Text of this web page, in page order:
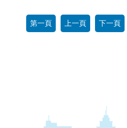
第一頁 上一頁 下一頁